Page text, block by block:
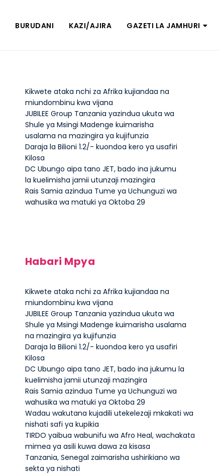
BURUDANI KAZI/AJIRA GAZETI LA JAMHURI
Kikwete ataka nchi za Afrika kujiandaa na
miundombinu kwa vijana
JUBILEE Group Tanzania yazindua ukuta wa
Shule ya Msingi Madenge kuimarisha
usalama na mazingira ya kujifunzia
Daraja la Bilioni 1.2/- kuondoa kero ya usafiri
Kilosa
DC Ubungo aipa tano JET, bado ina jukumu
la kuelimisha jamii utunzaji mazingira
Rais Samia azindua Tume ya Uchunguzi wa
wahusika wa matuki ya Oktoba 29
Habari Mpya
Kikwete ataka nchi za Afrika kujiandaa na
miundombinu kwa vijana
JUBILEE Group Tanzania yazindua ukuta wa
Shule ya Msingi Madenge kuimarisha usalama
na mazingira ya kujifunzia
Daraja la Bilioni 1.2/- kuondoa kero ya usafiri
Kilosa
DC Ubungo aipa tano JET, bado ina jukumu la
kuelimisha jamii utunzaji mazingira
Rais Samia azindua Tume ya Uchunguzi wa
wahusika wa matuki ya Oktoba 29
Wadau wakutana kujadili utekelezaji mkakati wa
nishati safi ya kupikia
TIRDO yaibua wabunifu wa Afro Heal, wachakata
mimea ya asili kuwa dawa za kisasa
Tanzania, Senegal zaimarisha ushirikiano wa
sekta ya nishati